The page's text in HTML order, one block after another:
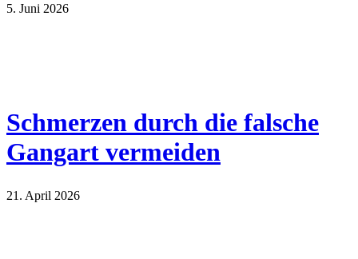
5. Juni 2026
Schmerzen durch die falsche
Gangart vermeiden
21. April 2026